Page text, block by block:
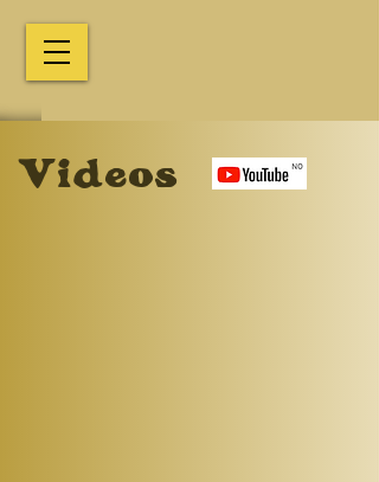
Videos